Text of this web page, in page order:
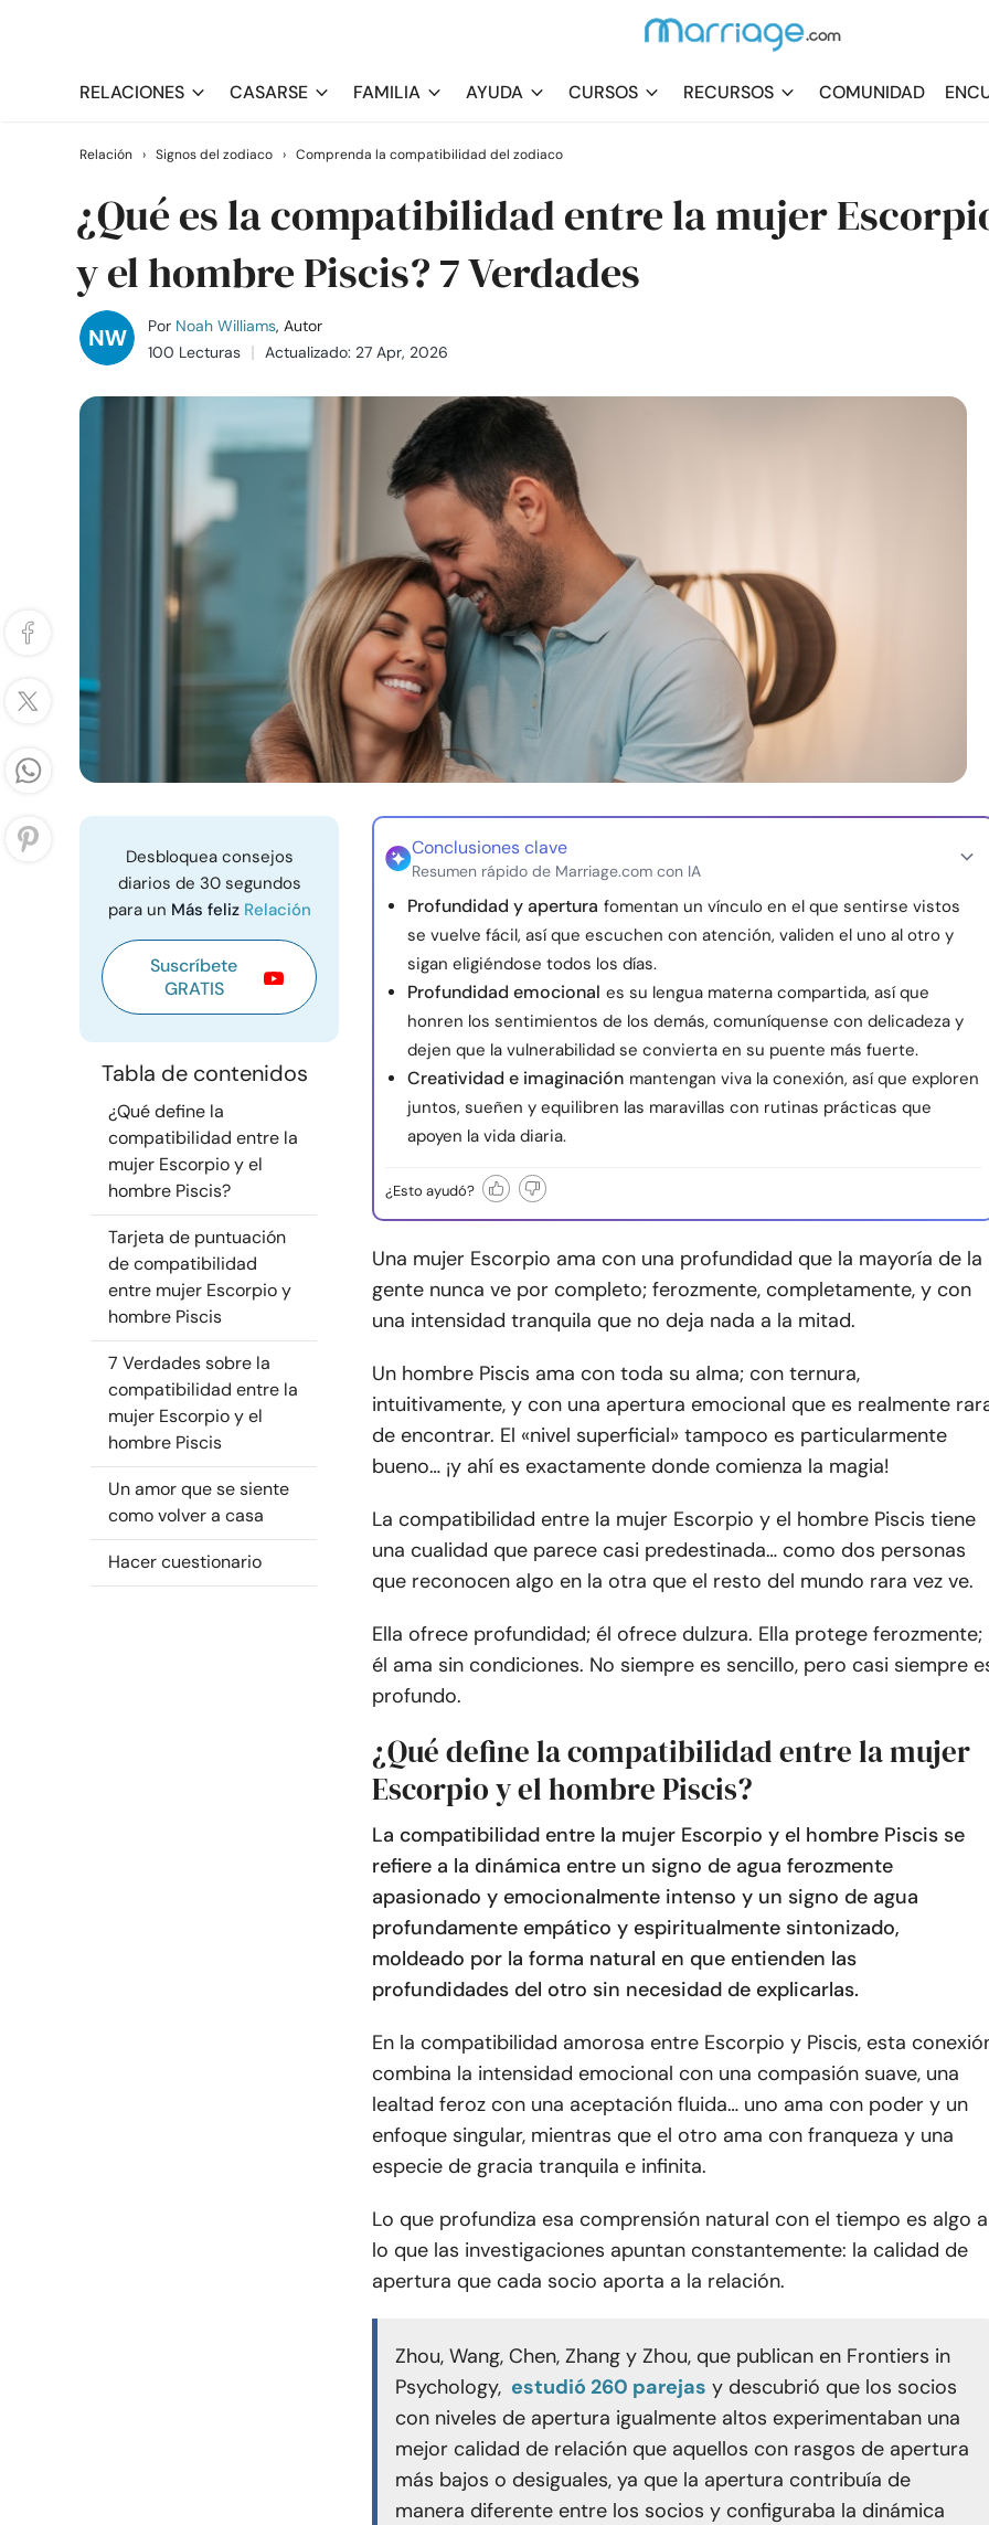
RELACIONES CASARSE FAMILIA AYUDA CURSOS RECURSOS COMUNIDAD
Relación › Signos del zodiaco › Comprenda la compatibilidad del zodiaco
¿Qué es la compatibilidad entre la mujer
y el hombre Piscis? 7 Verdades
Por Noah Williams, Autor
100 Lecturas
Actualizado: 27 Apr, 2026
Desbloquea consejos
diarios de 30 segundos
para un Más feliz Relación
Suscríbete
GRATIS
Tabla de contenidos
¿Qué define la
compatibilidad entre la
mujer Escorpio y el
hombre Piscis?
Tarjeta de puntuación
de compatibilidad
entre mujer Escorpio y
hombre Piscis
7 Verdades sobre la
compatibilidad entre la
mujer Escorpio y el
hombre Piscis
Un amor que se siente
como volver a casa
Hacer cuestionario
Conclusiones clave
Resumen rápido de Marriage.com con IA
Profundidad y apertura fomentan un vínculo en el que sentirse vistos
se vuelve fácil, así que escuchen con atención, validen el uno al otro y
sigan eligiéndose todos los días.
Profundidad emocional es su lengua materna compartida, así que
honren los sentimientos de los demás, comuníquense con delicadeza y
dejen que la vulnerabilidad se convierta en su puente más fuerte.
Creatividad e imaginación mantengan viva la conexión, así que exploren
juntos, sueñen y equilibren las maravillas con rutinas prácticas que
apoyen la vida diaria.
¿Esto ayudó?
Una mujer Escorpio ama con una profundidad que la mayoría de la
gente nunca ve por completo; ferozmente, completamente, y con
una intensidad tranquila que no deja nada a la mitad.
Un hombre Piscis ama con toda su alma; con ternura,
intuitivamente, y con una apertura emocional que es realmente
de encontrar. El «nivel superficial» tampoco es particularmente
bueno… ¡y ahí es exactamente donde comienza la magia!
La compatibilidad entre la mujer Escorpio y el hombre Piscis tiene
una cualidad que parece casi predestinada… como dos personas
que reconocen algo en la otra que el resto del mundo rara vez ve.
Ella ofrece profundidad; él ofrece dulzura. Ella protege ferozmente;
él ama sin condiciones. No siempre es sencillo, pero casi siempre
profundo.
¿Qué define la compatibilidad entre la mujer
Escorpio y el hombre Piscis?
La compatibilidad entre la mujer Escorpio y el hombre Piscis se
refiere a la dinámica entre un signo de agua ferozmente
apasionado y emocionalmente intenso y un signo de agua
profundamente empático y espiritualmente sintonizado,
moldeado por la forma natural en que entienden las
profundidades del otro sin necesidad de explicarlas.
En la compatibilidad amorosa entre Escorpio y Piscis, esta
combina la intensidad emocional con una compasión suave, una
lealtad feroz con una aceptación fluida… uno ama con poder y un
enfoque singular, mientras que el otro ama con franqueza y una
especie de gracia tranquila e infinita.
Lo que profundiza esa comprensión natural con el tiempo es algo a
lo que las investigaciones apuntan constantemente: la calidad de
apertura que cada socio aporta a la relación.
Zhou, Wang, Chen, Zhang y Zhou, que publican en Frontiers in
Psychology, estudió 260 parejas y descubrió que los socios
con niveles de apertura igualmente altos experimentaban una
mejor calidad de relación que aquellos con rasgos de apertura
más bajos o desiguales, ya que la apertura contribuía de
manera diferente entre los socios y configuraba la dinámica